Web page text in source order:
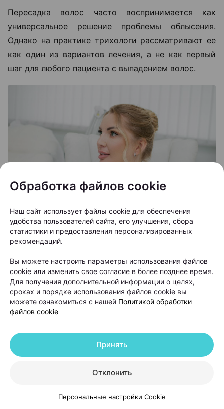
Пересадка волос часто воспринимается как
универсальное решение проблемы облысения.
Однако на практике трихологи рассматривают ее
как один из вариантов лечения, а не как первый
шаг для любого пациента с выпадением волос.
Как правило, пересадку рекомендуют людям с
волосы значительно поредели в лобной или
теменной зоне, а консервативные методы уже не
позволяют добиться заметного улучшения.
Обработка файлов cookie
Наш сайт использует файлы cookie для обеспечения
удобства пользователей сайта, его улучшения, сбора
статистики и предоставления персонализированных
рекомендаций.
Вы можете настроить параметры использования файлов
cookie или изменить свое согласие в более позднее время.
Для получения дополнительной информации о целях,
сроках и порядке использования файлов cookie вы
можете ознакомиться с нашей Политикой обработки
файлов cookie
Отклонить
Принять
Персональные настройки Cookie